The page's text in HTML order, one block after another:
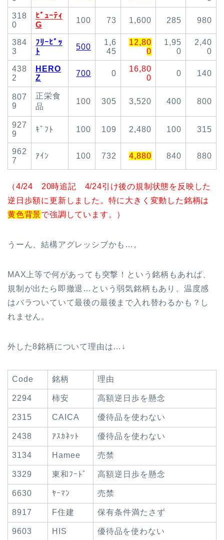
318
0
ﾋﾞｭｰﾃｨ
G
100 73 1,600 285 980
384
3
ﾌﾘｰﾋﾞｯ
ﾄ
500
1,6
45
12,80
0
1,95
0
2,40
0
438
2
HERO
Z
700 0
16,80
0
0 140
807
9
正栄食
品
100 305 3,520 400 800
927
9
ｷﾞﾌﾄ 100 109 2,480 100 315
962
7
ｱｲﾝ 100 732 4,880 840 880
（4/24 20時追記 4/24引け後の規制状態を反映した
逆日歩額に更新しました。特に大きく変動した銘柄は
黄色背景で強調しています。）
うーん、結構アグレッシブかも…。
MAX上等で何があっても突撃！という銘柄もあれば、
規制が出たら即撤退…という弱気銘柄もあり、温度感
はバラついていて最後の最後まで入れ替わるかも？し
れません。
外した8銘柄について理由は…↓
Code 銘柄 理由
2294 柿安 高額逆日歩を懸念
2315 CAICA 優待品を使わない
2438 ｱｽｶﾈｯﾄ 優待品を使わない
3134 Hamee 売禁
3329 東和ﾌｰﾄﾞ 高額逆日歩を懸念
6630 ﾔｰﾏﾝ 売禁
8917 F住建 保有条件満たさず
9603 HIS 優待品を使わない